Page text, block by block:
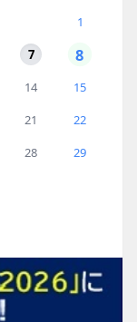
1
7 8
14
15
21
22
28
29